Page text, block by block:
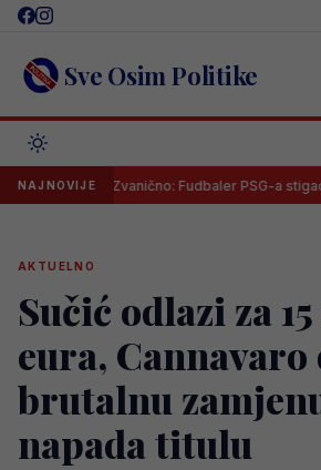
Skip
content Sve Osim Politike
NAJNOVIJEZvanično: Fudbaler PSG-a stigao u
AKTUELNO
Sučić odlazi za
eura, Cannavaro
brutalnu
napada titulu